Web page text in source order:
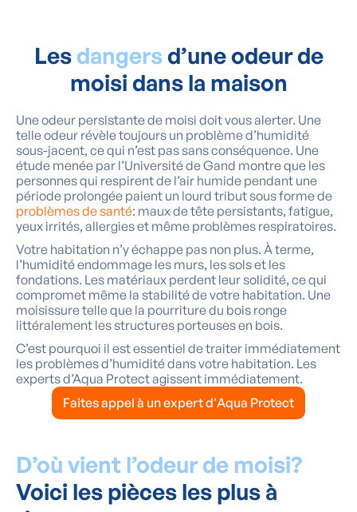
Les dangersd’une odeur de
moisi dans la maison
Une odeur persistante de moisi doit vous alerter. Une
telle odeur révèle toujours un problème d’humidité
sous-jacent, ce qui n’est pas sans conséquence. Une
étude menée par l’Université de Gand montre que les
personnes qui respirent de l’air humide pendant une
période prolongée paient un lourd tribut sous forme de
problèmes de santé: maux de tête persistants, fatigue,
yeux irrités, allergies et même problèmes respiratoires.
Votre habitation n’y échappe pas non plus. À terme,
l’humidité endommage les murs, les sols et les
fondations. Les matériaux perdent leur solidité, ce qui
compromet même la stabilité de votre habitation. Une
moisissure telle que la pourriture du bois ronge
littéralement les structures porteuses en bois.
C’est pourquoi il est essentiel de traiter immédiatement
les problèmes d’humidité dans votre habitation. Les
experts d’Aqua Protect agissent immédiatement.
Faites appel à un expert d'Aqua Protect
D’où vient l’odeur de moisi?
Voici les pièces les plus à